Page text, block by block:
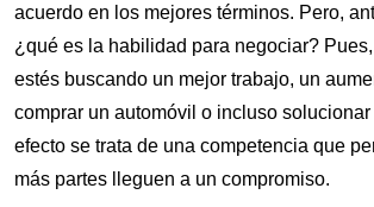
acuerdo en los mejores términos. Pero,
¿qué es la habilidad para negociar?
estés buscando un mejor trabajo, un
comprar un automóvil o incluso
efecto se trata de una competencia que
más partes lleguen a un compromiso.